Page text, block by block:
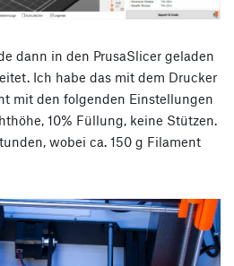
dann in den PrusaSlicer geladen
Ich habe das mit dem Drucker
mit den folgenden Einstellungen
10% Füllung, keine Stützen.
wobei ca. 150 g Filament